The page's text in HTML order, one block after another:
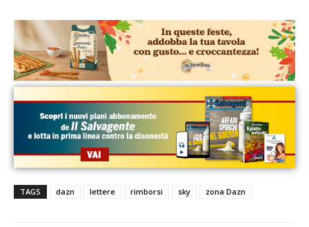
TAGS dazn lettere rimborsi sky zona Dazn